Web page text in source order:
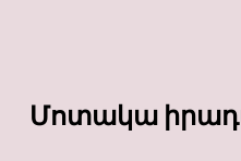
Մոտակա